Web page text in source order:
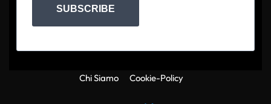
SUBSCRIBE
Chi Siamo Cookie-Policy